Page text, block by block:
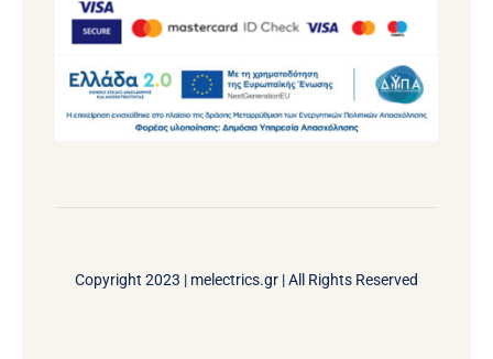
Copyright 2023 | melectrics.gr | All Rights Reserved